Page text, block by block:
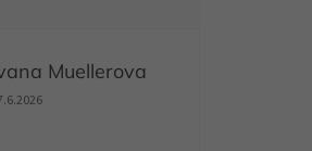
Muellerova
obchodu je 5 z 5 hvězdiček.